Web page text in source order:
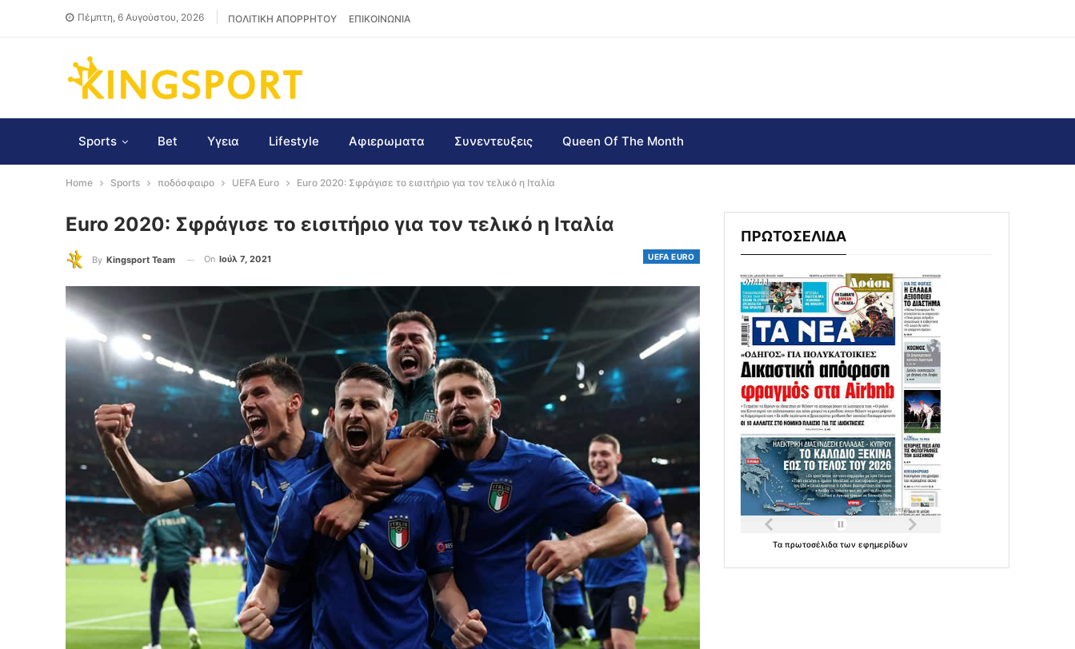
Πέμπτη, 6 Αυγούστου, 2026 ΠΟΛΙΤΙΚΗ ΑΠΟΡΡΗΤΟΥ ΕΠΙΚΟΙΝΩΝΙΑ
Sports Bet Υγεια Lifestyle Αφιερωματα Συνεντευξεις Queen Of The Month
Home Sports ποδόσφαιρο UEFA Euro Euro 2020: Σφράγισε το εισιτήριο για τον τελικό η Ιταλία
Euro 2020: Σφράγισε το εισιτήριο για τον τελικό η Ιταλία
UEFA EURO
By Kingsport Team On Ιούλ 7, 2021
ΠΡΩΤΟΣΕΛΙΔΑ
Ταπρωτοσέλιδατωνεφημερίδων